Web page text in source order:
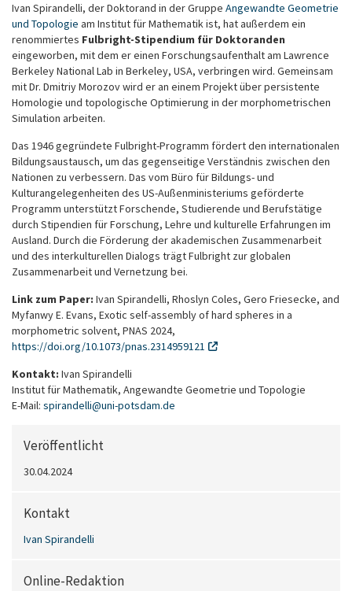
Ivan Spirandelli, der Doktorand in der Gruppe Angewandte Geometrie
und Topologie am Institut für Mathematik ist, hat außerdem ein
renommiertes Fulbright-Stipendium für Doktoranden
eingeworben, mit dem er einen Forschungsaufenthalt am Lawrence
Berkeley National Lab in Berkeley, USA, verbringen wird. Gemeinsam
mit Dr. Dmitriy Morozov wird er an einem Projekt über persistente
Homologie und topologische Optimierung in der morphometrischen
Simulation arbeiten.
Das 1946 gegründete Fulbright-Programm fördert den internationalen
Bildungsaustausch, um das gegenseitige Verständnis zwischen den
Nationen zu verbessern. Das vom Büro für Bildungs- und
Kulturangelegenheiten des US-Außenministeriums geförderte
Programm unterstützt Forschende, Studierende und Berufstätige
durch Stipendien für Forschung, Lehre und kulturelle Erfahrungen im
Ausland. Durch die Förderung der akademischen Zusammenarbeit
und des interkulturellen Dialogs trägt Fulbright zur globalen
Zusammenarbeit und Vernetzung bei.
Link zum Paper: Ivan Spirandelli, Rhoslyn Coles, Gero Friesecke, and
Myfanwy E. Evans, Exotic self-assembly of hard spheres in a
morphometric solvent, PNAS 2024,
https://doi.org/10.1073/pnas.2314959121
Kontakt: Ivan Spirandelli
Institut für Mathematik, Angewandte Geometrie und Topologie
E-Mail: spirandelli@uni-potsdam.de
Veröffentlicht
30.04.2024
Kontakt
Ivan Spirandelli
Online-Redaktion